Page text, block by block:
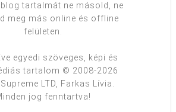
blog tartalmát ne másold, ne
meg más online és offline
felületen.
egyedi szöveges, képi és
tartalom © 2008-2026
LTD, Farkas Lívia.
jog fenntartva!